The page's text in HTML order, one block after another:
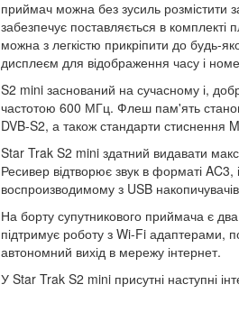
приймач можна без зусиль розмістити
забезпечує поставляється в
можна з легкістю прикріпити до будь-
дисплеєм для відображення часу і
S2 mini заснований на сучасному і,
частотою 600 МГц. Флеш пам'ять
DVB-S2, а також стандарти стиснення
Star Trak S2 mini здатний видавати
Ресивер відтворює звук в форматі AC3,
воспроизводимому з USB
На борту супутникового приймача є
підтримує роботу з Wi-Fi адаптерами,
автономний вихід в мережу інтернет.
У Star Trak S2 mini присутні наступні